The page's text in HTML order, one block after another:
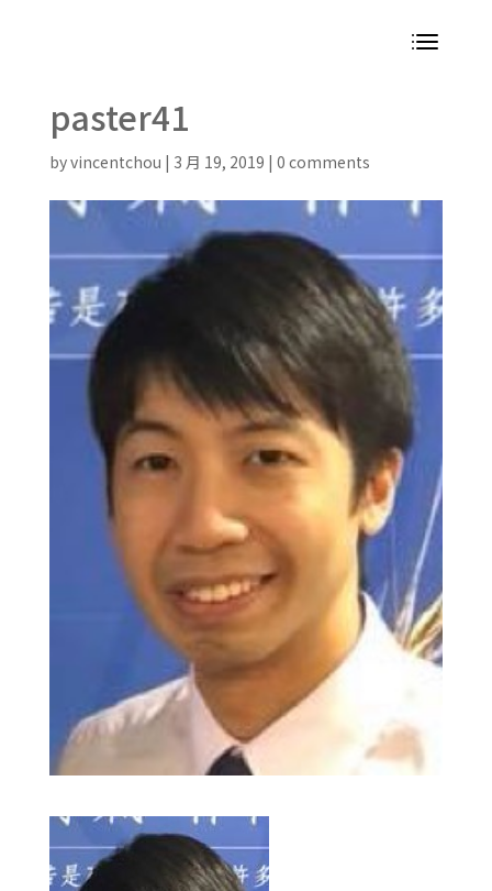
paster41
byvincentchou | 3 月 19, 2019 | 0 comments